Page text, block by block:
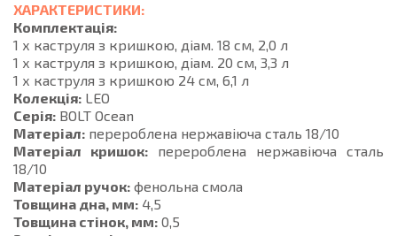
ХАРАКТЕРИСТИКИ:
Комплектація:
1 х каструля з кришкою, діам. 18 см, 2,0 л
1 х каструля з кришкою, діам. 20 см, 3,3 л
1 х каструля з кришкою 24 см, 6,1 л
Колекція: LEO
Серія: BOLT Ocean
Матеріал: перероблена нержавіюча сталь 18/10
Матеріал кришок: перероблена нержавіюча сталь
18/10
Матеріал ручок: фенольна смола
Товщина дна, мм: 4,5
Товщина стінок, мм: 0,5